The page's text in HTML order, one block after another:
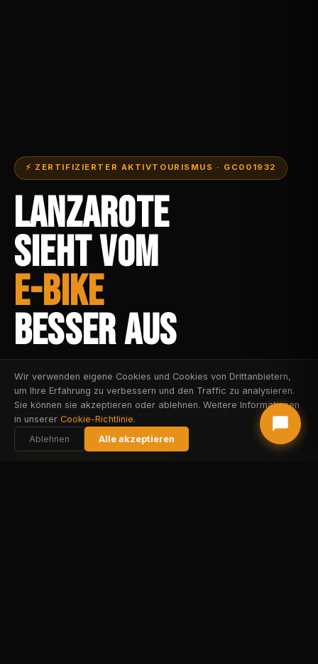
⚡ ZERTIFIZIERTER AKTIVTOURISMUS · GC001932
LANZAROTE
SIEHT VOM
E-BIKE
BESSER AUS
Geführte E-Bike-Touren durch die spektakulärsten
Vulkanlandschaften der Kanarischen Inseln. Ohne
Anstrengung. Ohne Grenzen. Für jedes Niveau.
Wir verwenden eigene Cookies und Cookies von Drittanbietern,
um Ihre Erfahrung zu verbessern und den Traffic zu analysieren.
Sie können sie akzeptieren oder ablehnen. Weitere Informationen
in unserer Cookie-Richtlinie.
Ablehnen
Alle akzeptieren